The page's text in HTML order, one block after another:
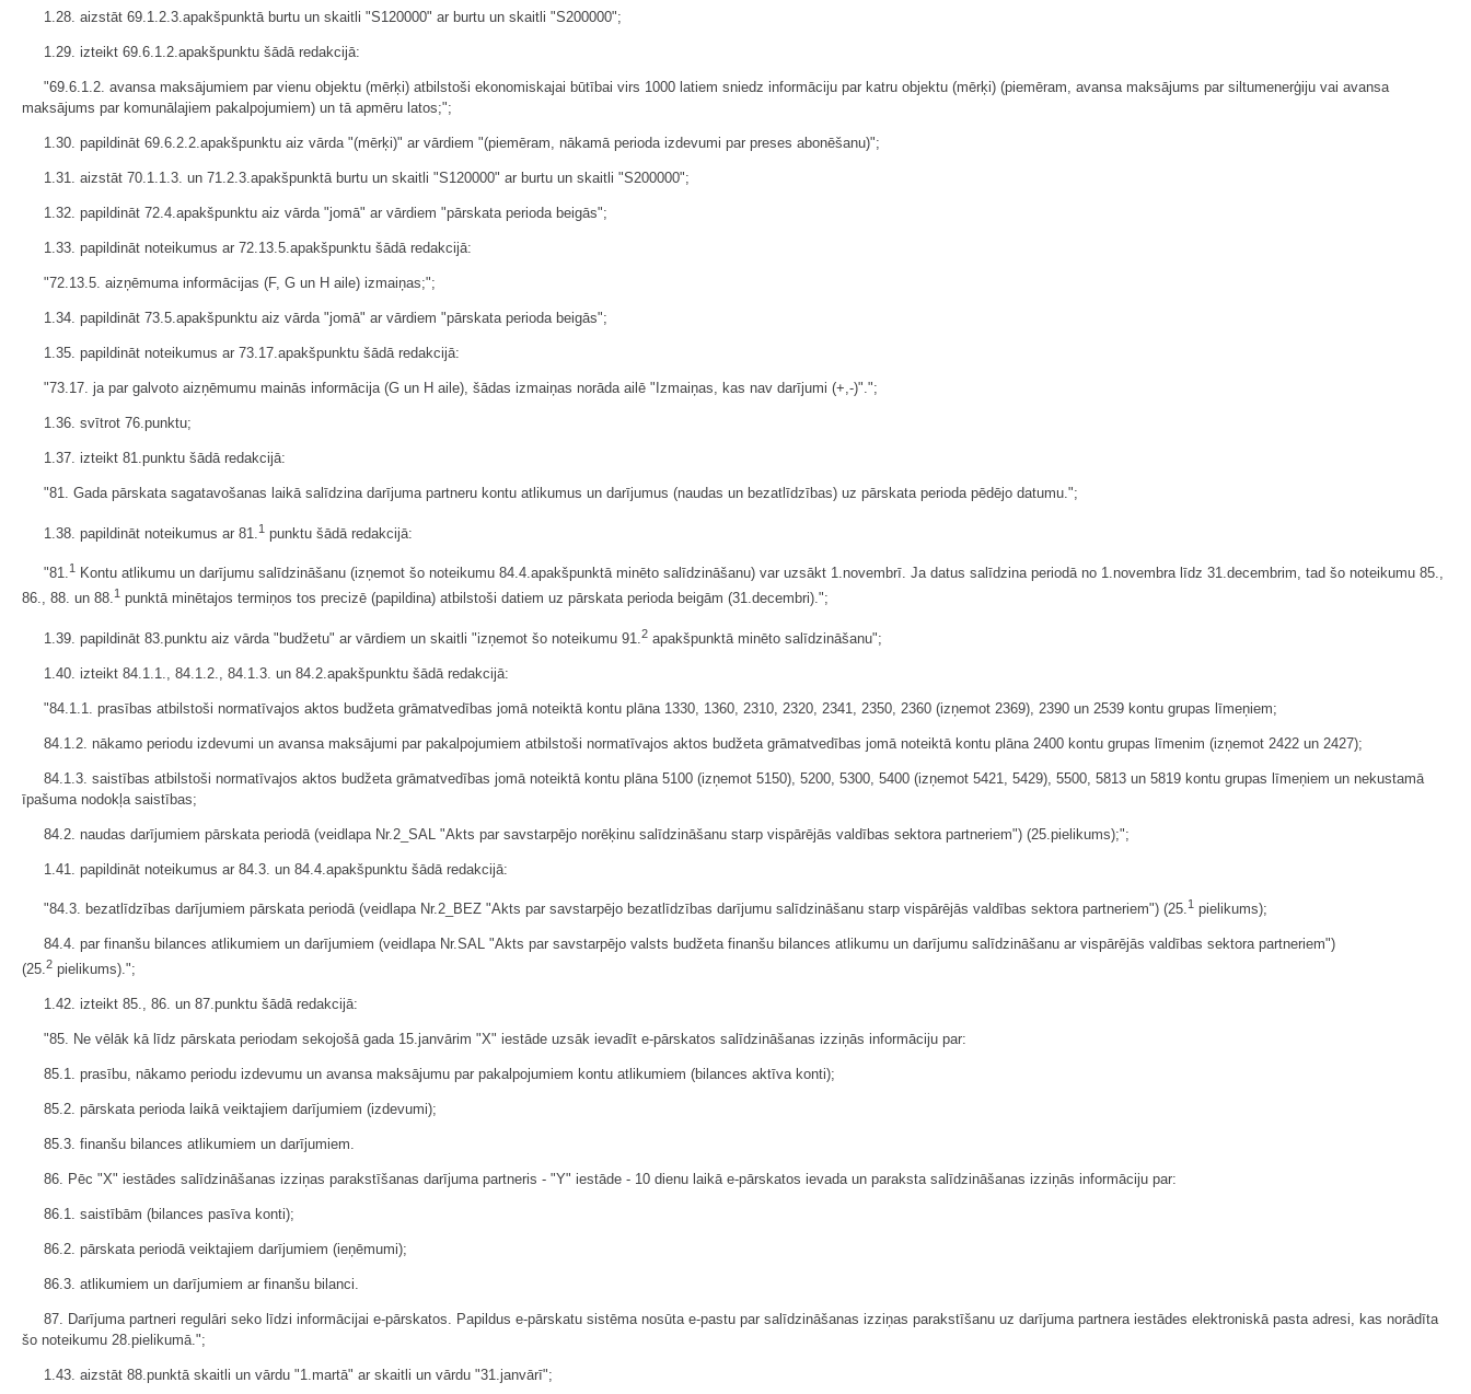
1.28. aizstāt 69.1.2.3.apakšpunktā burtu un skaitli "S120000" ar burtu un skaitli "S200000";
1.29. izteikt 69.6.1.2.apakšpunktu šādā redakcijā:
"69.6.1.2. avansa maksājumiem par vienu objektu (mērķi) atbilstoši ekonomiskajai būtībai virs 1000 latiem sniedz informāciju par katru objektu (mērķi) (piemēram, avansa maksājums par siltumenerģiju vai avansa
maksājums par komunālajiem pakalpojumiem) un tā apmēru latos;";
1.30. papildināt 69.6.2.2.apakšpunktu aiz vārda "(mērķi)" ar vārdiem "(piemēram, nākamā perioda izdevumi par preses abonēšanu)";
1.31. aizstāt 70.1.1.3. un 71.2.3.apakšpunktā burtu un skaitli "S120000" ar burtu un skaitli "S200000";
1.32. papildināt 72.4.apakšpunktu aiz vārda "jomā" ar vārdiem "pārskata perioda beigās";
1.33. papildināt noteikumus ar 72.13.5.apakšpunktu šādā redakcijā:
"72.13.5. aizņēmuma informācijas (F, G un H aile) izmaiņas;";
1.34. papildināt 73.5.apakšpunktu aiz vārda "jomā" ar vārdiem "pārskata perioda beigās";
1.35. papildināt noteikumus ar 73.17.apakšpunktu šādā redakcijā:
"73.17. ja par galvoto aizņēmumu mainās informācija (G un H aile), šādas izmaiņas norāda ailē "Izmaiņas, kas nav darījumi (+,-)".";
1.36. svītrot 76.punktu;
1.37. izteikt 81.punktu šādā redakcijā:
"81. Gada pārskata sagatavošanas laikā salīdzina darījuma partneru kontu atlikumus un darījumus (naudas un bezatlīdzības) uz pārskata perioda pēdējo datumu.";
1.38. papildināt noteikumus ar 81. 1 punktu šādā redakcijā:
"81. 1
Kontu atlikumu un darījumu salīdzināšanu (izņemot šo noteikumu 84.4.apakšpunktā minēto salīdzināšanu) var uzsākt 1.novembrī. Ja datus salīdzina periodā no 1.novembra līdz 31.decembrim, tad šo noteikumu 85.,
86., 88. un 88.1 punktā minētajos termiņos tos precizē (papildina) atbilstoši datiem uz pārskata perioda beigām (31.decembri).";
1.39. papildināt 83.punktu aiz vārda "budžetu" ar vārdiem un skaitli "izņemot šo noteikumu 91. 2 apakšpunktā minēto salīdzināšanu";
1.40. izteikt 84.1.1., 84.1.2., 84.1.3. un 84.2.apakšpunktu šādā redakcijā:
"84.1.1. prasības atbilstoši normatīvajos aktos budžeta grāmatvedības jomā noteiktā kontu plāna 1330, 1360, 2310, 2320, 2341, 2350, 2360 (izņemot 2369), 2390 un 2539 kontu grupas līmeņiem;
84.1.2. nākamo periodu izdevumi un avansa maksājumi par pakalpojumiem atbilstoši normatīvajos aktos budžeta grāmatvedības jomā noteiktā kontu plāna 2400 kontu grupas līmenim (izņemot 2422 un 2427);
84.1.3. saistības atbilstoši normatīvajos aktos budžeta grāmatvedības jomā noteiktā kontu plāna 5100 (izņemot 5150), 5200, 5300, 5400 (izņemot 5421, 5429), 5500, 5813 un 5819 kontu grupas līmeņiem un nekustamā
īpašuma nodokļa saistības;
84.2. naudas darījumiem pārskata periodā (veidlapa Nr.2_SAL "Akts par savstarpējo norēķinu salīdzināšanu starp vispārējās valdības sektora partneriem") (25.pielikums);";
1.41. papildināt noteikumus ar 84.3. un 84.4.apakšpunktu šādā redakcijā:
"84.3. bezatlīdzības darījumiem pārskata periodā (veidlapa Nr.2_BEZ "Akts par savstarpējo bezatlīdzības darījumu salīdzināšanu starp vispārējās valdības sektora partneriem") (25. 1 pielikums);
84.4. par finanšu bilances atlikumiem un darījumiem (veidlapa Nr.SAL "Akts par savstarpējo valsts budžeta finanšu bilances atlikumu un darījumu salīdzināšanu ar vispārējās valdības sektora partneriem")
(25.2 pielikums).";
1.42. izteikt 85., 86. un 87.punktu šādā redakcijā:
"85. Ne vēlāk kā līdz pārskata periodam sekojošā gada 15.janvārim "X" iestāde uzsāk ievadīt e-pārskatos salīdzināšanas izziņās informāciju par:
85.1. prasību, nākamo periodu izdevumu un avansa maksājumu par pakalpojumiem kontu atlikumiem (bilances aktīva konti);
85.2. pārskata perioda laikā veiktajiem darījumiem (izdevumi);
85.3. finanšu bilances atlikumiem un darījumiem.
86. Pēc "X" iestādes salīdzināšanas izziņas parakstīšanas darījuma partneris - "Y" iestāde - 10 dienu laikā e-pārskatos ievada un paraksta salīdzināšanas izziņās informāciju par:
86.1. saistībām (bilances pasīva konti);
86.2. pārskata periodā veiktajiem darījumiem (ieņēmumi);
86.3. atlikumiem un darījumiem ar finanšu bilanci.
87. Darījuma partneri regulāri seko līdzi informācijai e-pārskatos. Papildus e-pārskatu sistēma nosūta e-pastu par salīdzināšanas izziņas parakstīšanu uz darījuma partnera iestādes elektroniskā pasta adresi, kas norādīta
šo noteikumu 28.pielikumā.";
1.43. aizstāt 88.punktā skaitli un vārdu "1.martā" ar skaitli un vārdu "31.janvārī";